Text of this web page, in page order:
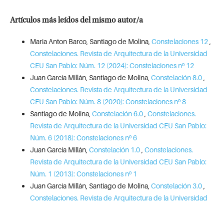
Artículos más leídos del mismo autor/a
Maria Anton Barco, Santiago de Molina, Constelaciones 12
Constelaciones. Revista de Arquitectura de la Universidad
CEU San Pablo: Núm. 12 (2024): Constelaciones nº 12
Juan García Millán, Santiago de Molina, Constelación 8.0
Constelaciones. Revista de Arquitectura de la Universidad
CEU San Pablo: Núm. 8 (2020): Constelaciones nº 8
Santiago de Molina, Constelación 6.0 Constelaciones.
Revista de Arquitectura de la Universidad CEU San Pablo:
Núm. 6 (2018): Constelaciones nº 6
Juan García Millán, Constelación 1.0 Constelaciones.
Revista de Arquitectura de la Universidad CEU San Pablo:
Núm. 1 (2013): Constelaciones nº 1
Juan García Millán, Santiago de Molina, Constelación 3.0
Constelaciones. Revista de Arquitectura de la Universidad